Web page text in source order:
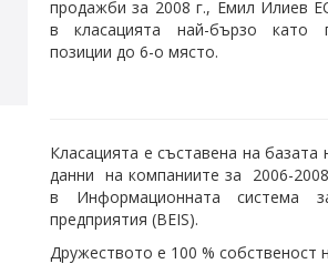
продажби за 2008 г., Емил Илиев
в класацията най-бързо като
позиции до 6-о място.
Класацията е съставена на базата
данни на компаниите за 2006-
в Информационната система
предприятия (BEIS).
Дружеството е 100 % собственост